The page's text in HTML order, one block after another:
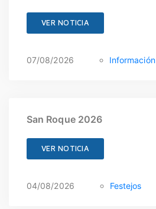
VER NOTICIA
07/08/2026 Información
San Roque 2026
VER NOTICIA
04/08/2026 Festejos